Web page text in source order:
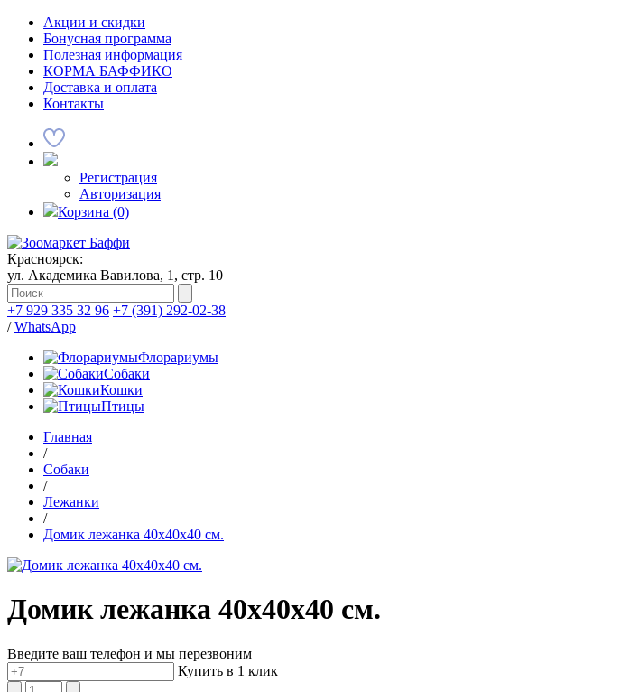
Акции и скидки
Бонусная программа
Полезная информация
КОРМА БАФФИКО
Доставка и оплата
Контакты
Регистрация
Авторизация
Корзина (0)
Красноярск:
ул. Академика Вавилова, 1, стр. 10
+7 929 335 32 96 +7 (391) 292-02-38
/WhatsApp
Флорариумы
Собаки
Кошки
Птицы
Главная
/
Собаки
/
Лежанки
/
Домик лежанка 40х40х40 см.
Домик лежанка 40х40х40 см.
Введите ваш телефон и мы перезвоним
Купить в 1 клик